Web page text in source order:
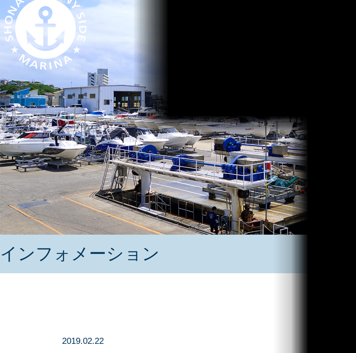
インフォメーション
2019.02.22